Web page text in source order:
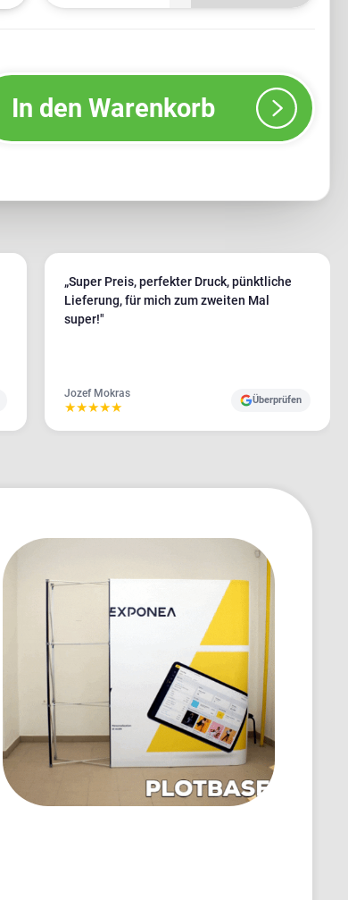
In den Warenkorb
„Super Preis, perfekter Druck, pünktliche
Lieferung, für mich zum zweiten Mal
super!"
Jozef Mokras
★★★★★ Überprüfen